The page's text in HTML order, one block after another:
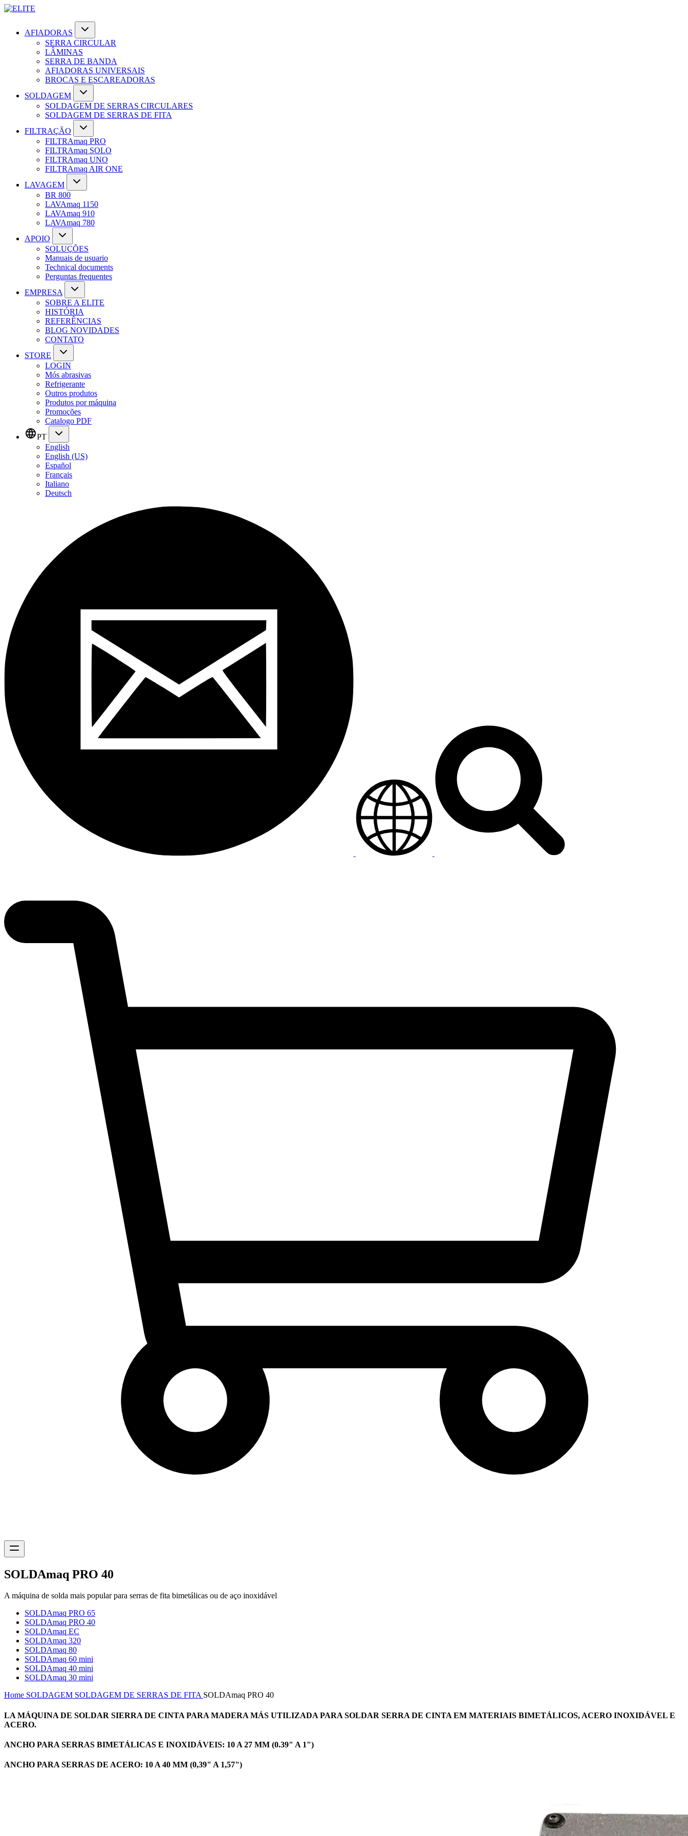
AFIADORAS
SERRA CIRCULAR
LÂMINAS
SERRA DE BANDA
AFIADORAS UNIVERSAIS
BROCAS E ESCAREADORAS
SOLDAGEM
SOLDAGEM DE SERRAS CIRCULARES
SOLDAGEM DE SERRAS DE FITA
FILTRAÇÃO
FILTRAmaq PRO
FILTRAmaq SOLO
FILTRAmaq UNO
FILTRAmaq AIR ONE
LAVAGEM
BR 800
LAVAmaq 1150
LAVAmaq 910
LAVAmaq 780
APOIO
SOLUÇÕES
Manuais de usuario
Technical documents
Perguntas frequentes
EMPRESA
SOBRE A ELITE
HISTÓRIA
REFERÊNCIAS
BLOG NOVIDADES
CONTATO
STORE
LOGIN
Mós abrasivas
Refrigerante
Outros produtos
Produtos por máquina
Promoções
Catalogo PDF
PT
English
English (US)
Español
Français
Italiano
Deutsch
SOLDAmaq PRO 40
A máquina de solda mais popular para serras de fita bimetálicas ou de aço inoxidável
SOLDAmaq PRO 65
SOLDAmaq PRO 40
SOLDAmaq EC
SOLDAmaq 320
SOLDAmaq 80
SOLDAmaq 60 mini
SOLDAmaq 40 mini
SOLDAmaq 30 mini
Home SOLDAGEM SOLDAGEM DE SERRAS DE FITA SOLDAmaq PRO 40
LA MÁQUINA DE SOLDAR SIERRA DE CINTA PARA MADERA MÁS UTILIZADA PARA SOLDAR SERRA DE CINTA EM MATERIAIS BIMETÁLICOS, ACERO INOXIDÁVEL E
ACERO.
ANCHO PARA SERRAS BIMETÁLICAS E INOXIDÁVEIS: 10 A 27 MM (0.39" A 1")
ANCHO PARA SERRAS DE ACERO: 10 A 40 MM (0,39" A 1,57")